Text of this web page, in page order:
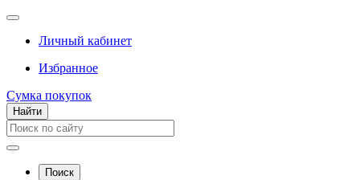
Личный кабинет
Избранное
Сумка покупок
Найти
Поиск